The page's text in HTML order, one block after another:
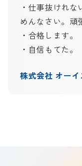
・仕事抜けれ
めんなさい。頑
・合格します。
・自信もてた。
株式会社 オー